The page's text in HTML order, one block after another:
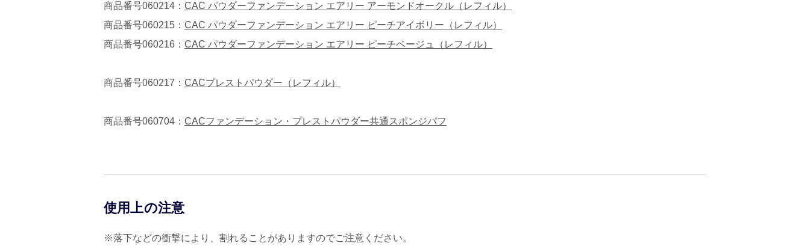
商品番号060214： CAC パウダーファンデーション エアリー アーモンドオークル（レフィル）
商品番号060215： CAC パウダーファンデーション エアリー ピーチアイボリー（レフィル）
商品番号060216： CAC パウダーファンデーション エアリー ピーチベージュ（レフィル）
商品番号060217： CACプレストパウダー（レフィル）
商品番号060704： CACファンデーション・プレストパウダー共通スポンジパフ
使用上の注意
※落下などの衝撃により、割れることがありますのでご注意ください。